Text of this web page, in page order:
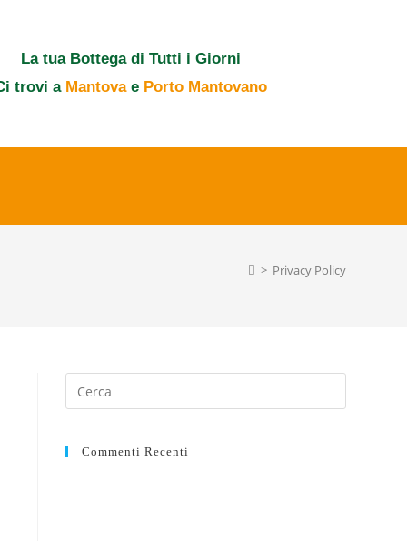
La tua Bottega di Tutti i Giorni
trovi a Mantovae Porto Mantovano
> Privacy Policy
Commenti Recenti